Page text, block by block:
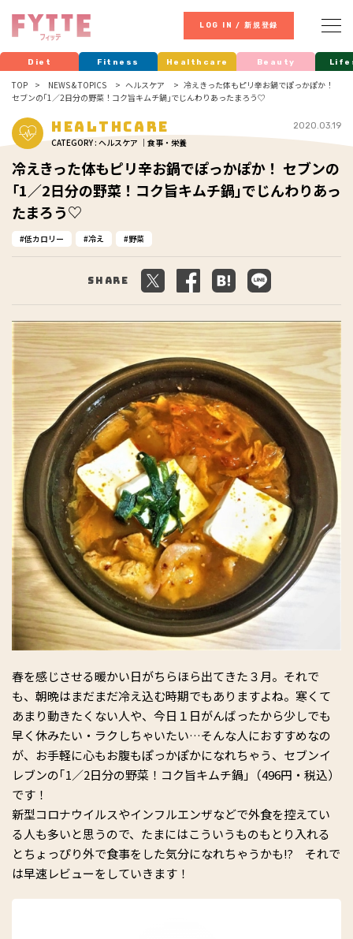
LOG IN / 新規登録
Diet Fitness Healthcare Beauty
TOP NEWS & TOPICS ヘルスケア
冷えきった体もピリ辛お鍋でぽっかぽか！
セブンの｢1／2日分の野菜！コク旨キムチ鍋｣でじんわりあったまろう♡
Healthcare
CATEGORY : ヘルスケア ｜食事・栄養
2020.03.19
冷えきった体もピリ辛お鍋でぽっかぽか！ セブンの
｢1／2日分の野菜！コク旨キムチ鍋｣でじんわりあっ
たまろう♡
低カロリー 冷え 野菜
Share
春を感じさせる暖かい日がちらほら出てきた３月。それで
も、朝晩はまだまだ冷え込む時期でもありますよね。寒くて
あまり動きたくない人や、今日１日がんばったから少しでも
早く休みたい・ラクしちゃいたい…そんな人におすすめなの
が、お手軽に心もお腹もぽっかぽかになれちゃう、セブンイ
レブンの｢1／2日分の野菜！コク旨キムチ鍋｣（496円・税込）
です！
新型コロナウイルスやインフルエンザなどで外食を控えてい
る人も多いと思うので、たまにはこういうものもとり入れる
とちょっぴり外で食事をした気分になれちゃうかも⁉ それで
は早速レビューをしていきます！